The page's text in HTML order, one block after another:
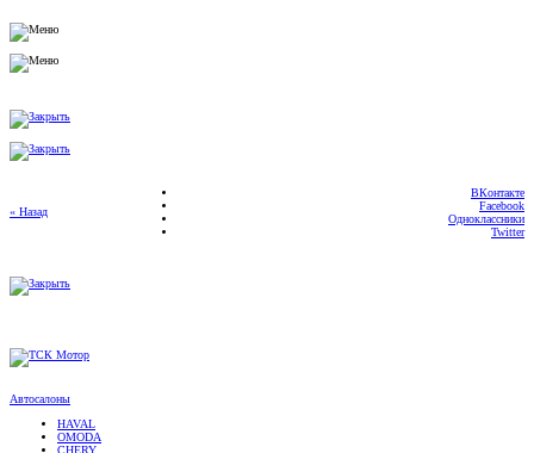
Facebook
Одноклассники
Twitter
HAVAL
OMODA
CHERY
TENET